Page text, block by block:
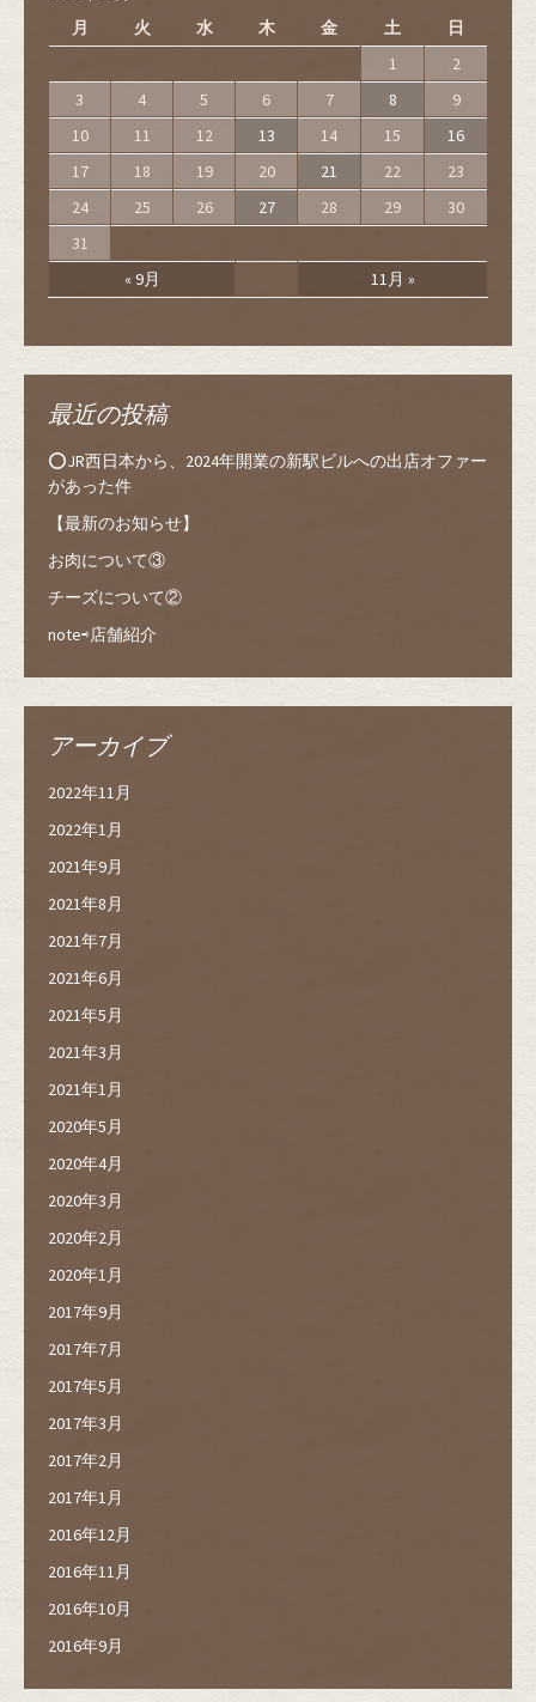
月
火 水 木 金 土 日
« 9月 11月 »
1
2
3
4 5 6 7 8
9
10
11 12 13 14 15
16
17
18 19 20 21 22
23
24
25 26 27 28 29
30
31
最近の投稿
⭕️JR西日本から、2024年開業の新駅ビルへの出店オファー
があった件
【最新のお知らせ】
お肉について③
チーズについて②
note⇨店舗紹介
アーカイブ
2022年11月
2022年1月
2021年9月
2021年8月
2021年7月
2021年6月
2021年5月
2021年3月
2021年1月
2020年5月
2020年4月
2020年3月
2020年2月
2020年1月
2017年9月
2017年7月
2017年5月
2017年3月
2017年2月
2017年1月
2016年12月
2016年11月
2016年10月
2016年9月